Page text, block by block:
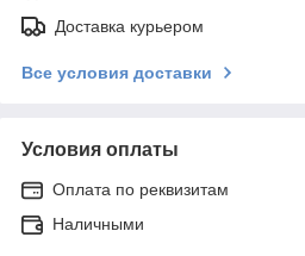
Доставка курьером
Все условия доставки
Условия оплаты
Оплата по реквизитам
Наличными